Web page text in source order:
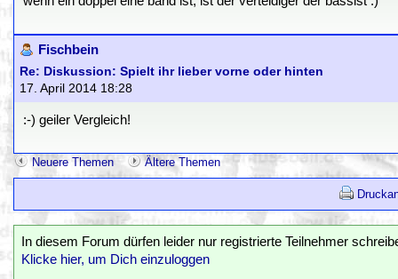
Fischbein
Re: Diskussion: Spielt ihr lieber vorne oder hinten
17. April 2014 18:28
:-) geiler Vergleich!
Neuere Themen Ältere Themen
In diesem Forum dürfen leider nur registrierte Teilnehmer
Klicke hier, um Dich einzuloggen